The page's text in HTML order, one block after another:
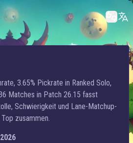
3.65% Pickrate in Ranked Solo,
Matches in Patch 26.15 fasst
Schwierigkeit und Lane-Matchup-
zusammen.